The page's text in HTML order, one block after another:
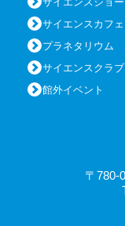
サイエンスカフェ
プラネタリウム
サイエンスクラブ
館外イベント
〒780-